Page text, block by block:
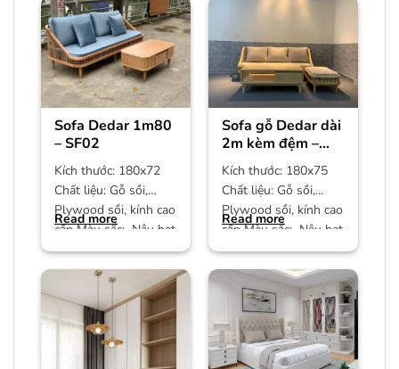
Sofa Dedar 1m80
– SF02
Kích thước: 180x72
Chất liệu: Gỗ sồi,
Plywood sồi, kính cao
cấp Màu sắc: Nâu hạt
dẻ Bảo hành: 12
Read more
Sofa gỗ Dedar dài
2m kèm đệm –
SF01
Kích thước: 180x75
Chất liệu: Gỗ sồi,
Plywood sồi, kính cao
cấp Màu sắc: Nâu hạt
dẻ Bảo hành: 12
Read more